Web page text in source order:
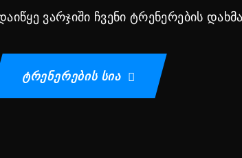
ვარჯიში ჩვენი ტრენერების
Ტრენერების Სია